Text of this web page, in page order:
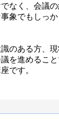
なく、会議
象でもしっ
のある方、
を進めるこ
です。